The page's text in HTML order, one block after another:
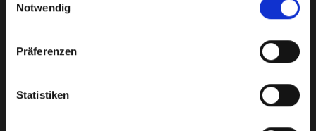
Notwendig
Präferenzen
Statistiken
Ich freue mich auf Sie!